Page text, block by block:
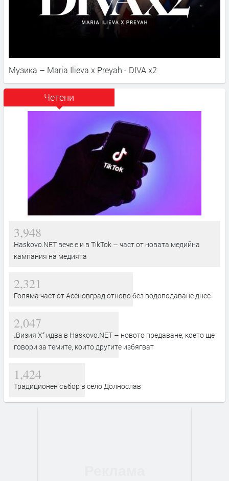
Музика – Maria Ilieva x Preyah - DIVA x2
Четени
3,948
Haskovo.NET вече е и в TikTok – част от новата медийна
кампания на медията
2,321
Голяма част от Асеновград отново без водоподаване днес
2,047
„Визия Х“ идва в Haskovo.NET – новото предаване, което ще
говори за темите, които другите избягват
1,424
Традиционен събор в село Долнослав